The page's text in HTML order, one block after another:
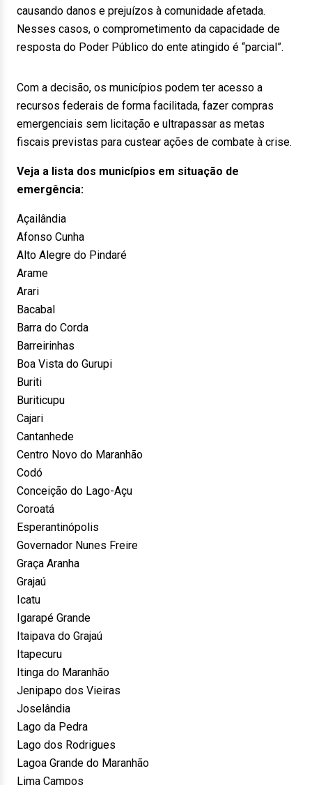
causando danos e prejuízos à comunidade afetada.
Nesses casos, o comprometimento da capacidade de
resposta do Poder Público do ente atingido é “parcial”.
Com a decisão, os municípios podem ter acesso a
recursos federais de forma facilitada, fazer compras
emergenciais sem licitação e ultrapassar as metas
fiscais previstas para custear ações de combate à crise.
Veja a lista dos municípios em situação de
emergência:
Açailândia
Afonso Cunha
Alto Alegre do Pindaré
Arame
Arari
Bacabal
Barra do Corda
Barreirinhas
Boa Vista do Gurupi
Buriti
Buriticupu
Cajari
Cantanhede
Centro Novo do Maranhão
Codó
Conceição do Lago-Açu
Coroatá
Esperantinópolis
Governador Nunes Freire
Graça Aranha
Grajaú
Icatu
Igarapé Grande
Itaipava do Grajaú
Itapecuru
Itinga do Maranhão
Jenipapo dos Vieiras
Joselândia
Lago da Pedra
Lago dos Rodrigues
Lagoa Grande do Maranhão
Lima Campos